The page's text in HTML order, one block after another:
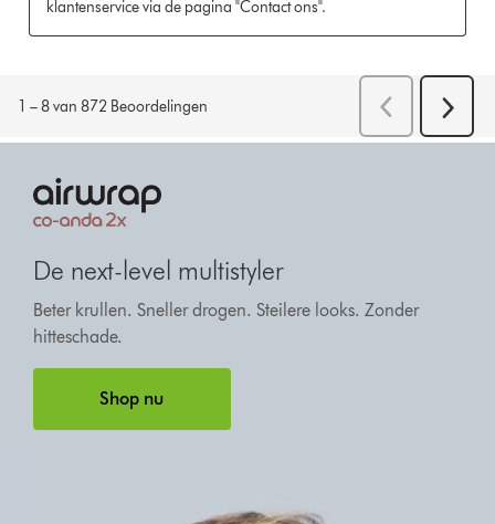
De next-level multistyler
Beter krullen. Sneller drogen. Steilere looks. Zonder
hitteschade.
Shop nu